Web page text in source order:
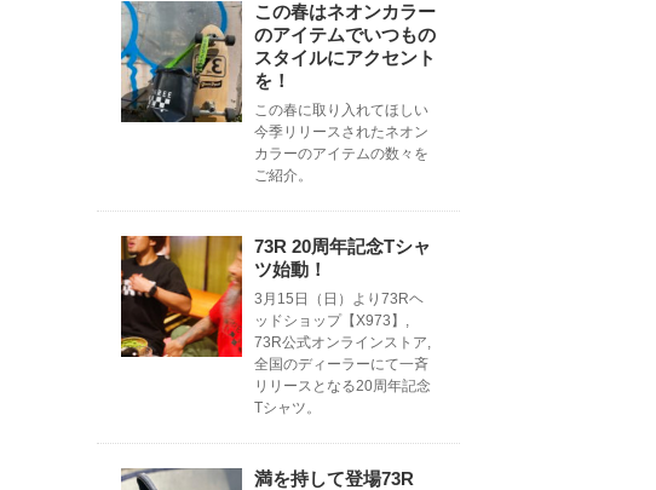
この春はネオンカラー
のアイテムでいつもの
スタイルにアクセント
を！
この春に取り入れてほしい
今季リリースされたネオン
カラーのアイテムの数々を
ご紹介。
73R 20周年記念Tシャ
ツ始動！
3月15日（日）より73Rヘ
ッドショップ【X973】,
73R公式オンラインストア,
全国のディーラーにて一斉
リリースとなる20周年記念
Tシャツ。
満を持して登場73R